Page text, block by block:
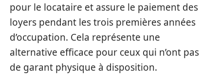
pour le locataire et assure le paiement des
loyers pendant les trois premières années
d’occupation. Cela représente une
alternative efficace pour ceux qui n’ont pas
de garant physique à disposition.